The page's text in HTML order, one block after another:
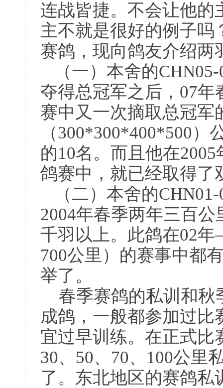
连战皆捷。不会让他的
主不就是很好的例子吗
赛鸽，现向鸽友介绍两
（一）本舍的
夺得总冠军之后，07年
赛中又一次摘取总冠军
（300*300*400*500）
的10名。而且他在
鸽赛中，就已经取得了
（二）本舍的
2004年春季两年三百
千羽以上。此鸽在02
700公里）的赛事中都
举了。
春季赛鸽的私训和
成鸽，一般都参加过比
宜过早训练。在正式比
30、50、70、100公里
了。东北地区的赛鸽私